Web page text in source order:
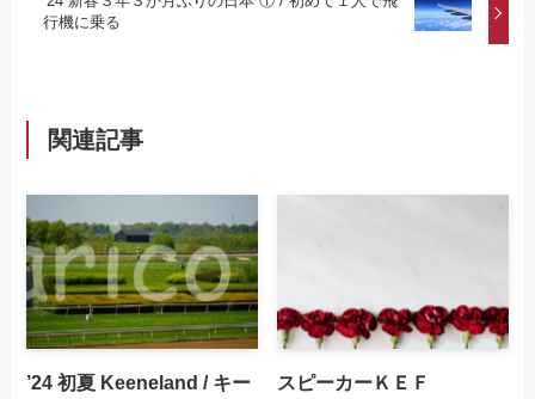
行機に乗る
関連記事
’24 初夏 Keeneland / キー
スピーカーＫＥＦ